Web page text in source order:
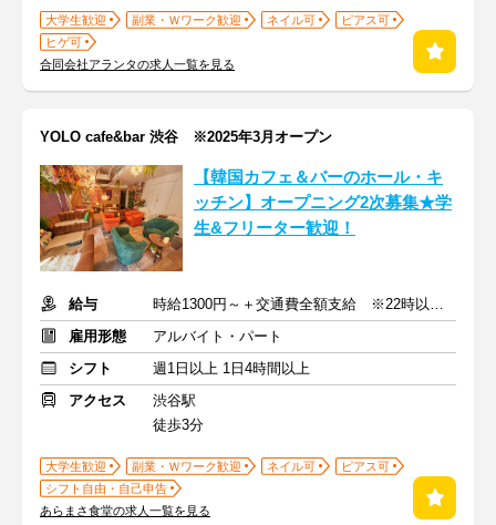
大学生歓迎 副業・Ｗワーク歓迎 ネイル可
ピアス可
ヒゲ可
合同会社アランタの求人一覧を見る
YOLO cafe&bar 渋谷 ※2025年3月オープン
【韓国カフェ＆バーのホール・キ
ッチン】オープニング2次募集★学
生&フリーター歓迎！
給与
雇用形態
アルバイト・パート
シフト
週1日以上 1日4時間以上
アクセス
渋谷駅
徒歩3分
大学生歓迎 副業・Ｗワーク歓迎 ネイル可
ピアス可
シフト自由・自己申告
あらまさ食堂の求人一覧を見る